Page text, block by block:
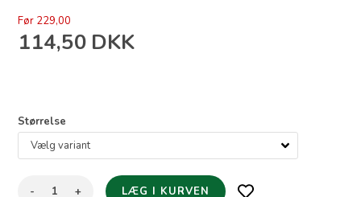
Før 229,00
114,50 DKK
Størrelse
- +